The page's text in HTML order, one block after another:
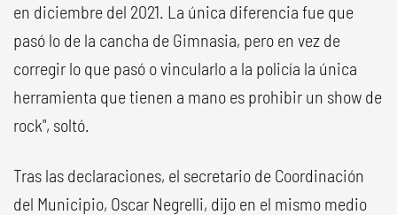
en diciembre del 2021. La única diferencia fue que
pasó lo de la cancha de Gimnasia, pero en vez de
corregir lo que pasó o vincularlo a la policía la única
herramienta que tienen a mano es prohibir un show de
rock", soltó.
Tras las declaraciones, el secretario de Coordinación
del Municipio, Oscar Negrelli, dijo en el mismo medio